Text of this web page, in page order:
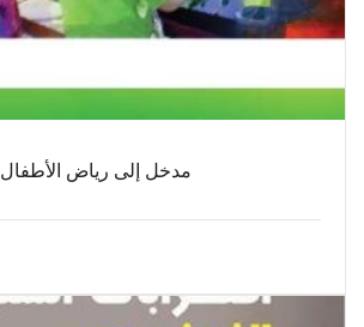
مدخل إلى رياض الأطفال